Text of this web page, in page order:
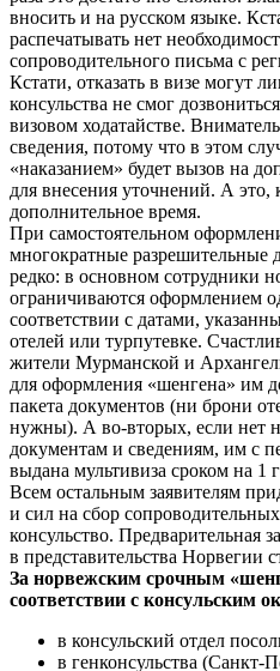
вносить и на русском языке.
распечатывать нет
сопроводительного письма с
Кстати, отказать в визе могут
консульства не смог
визовом ходатайстве.
сведения, потому что в этом
«наказанием» будет вызов на
для внесения уточнений. А это,
дополнительное время.
При самостоятельном
многократные разрешительные
редко: в основном сотрудники
ограничиваются оформлением
соответствии с датами,
отелей или турпутевке.
жители Мурманской и
для оформления «шенгена» им
пакета документов (ни брони
нужны). А во-вторых, если нет
документам и сведениям, им с
выдана мультивиза сроком на 1
Всем остальным заявителям
и сил на сбор
консульство. Предварительная
в представительства Норвегии
За норвежским срочным
соответствии с консульским
в консульский отдел
в генконсульства (Санкт-